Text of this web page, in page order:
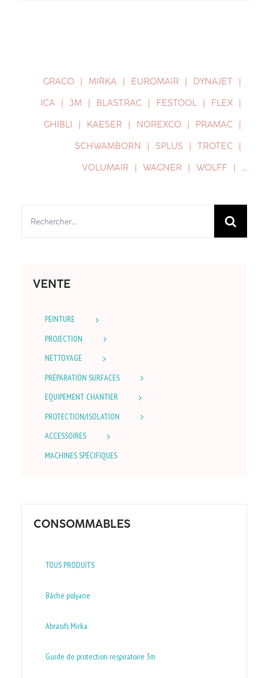
GRACO MIRKA EUROMAIR
DYNAJET
ICA
3M BLASTRAC FESTOOL
FLEX
GHIBLI
KAESER NOREXCO
PRAMAC
SCHWAMBORN
SPLUS
TROTEC
VOLUMAIR
WAGNER WOLFF …
VENTE
PEINTURE
PROJECTION
NETTOYAGE
PRÉPARATION SURFACES
EQUIPEMENT CHANTIER
PROTECTION/ISOLATION
ACCESSOIRES
MACHINES SPÉCIFIQUES
CONSOMMABLES
TOUS PRODUITS
Bâche polyane
Abrasifs Mirka
Guide de protection respiratoire 3m